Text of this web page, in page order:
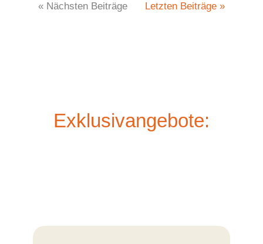
« Nächsten Beiträge Letzten Beiträge »
Exklusivangebote: